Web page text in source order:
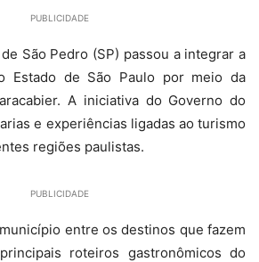
PUBLICIDADE
São Pedro (SP) passou a integrar a
Estado de São Paulo por meio da
A iniciativa do Governo do
e experiências ligadas ao turismo
regiões paulistas.
PUBLICIDADE
entre os destinos que fazem
roteiros gastronômicos do